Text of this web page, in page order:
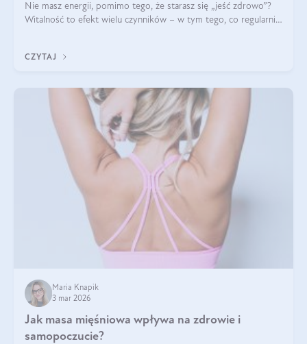
Nie masz energii, pomimo tego, że starasz się „jeść zdrowo”?
Witalność to efekt wielu czynników – w tym tego, co regularnie
CZYTAJ
Maria Knapik
3 mar 2026
Jak masa mięśniowa wpływa na zdrowie i
samopoczucie?